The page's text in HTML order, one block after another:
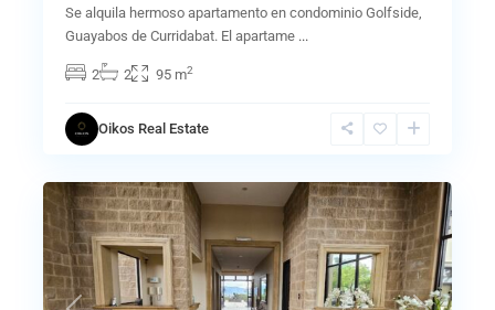
Se alquila hermoso apartamento en condominio Golfside,
Guayabos de Curridabat. El apartame ...
2 2 95 m2
Oikos Real Estate